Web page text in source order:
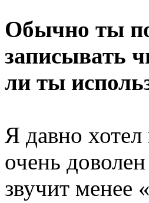
Обычно ты
записывать
ли ты
Я давно хотел
очень
звучит менее